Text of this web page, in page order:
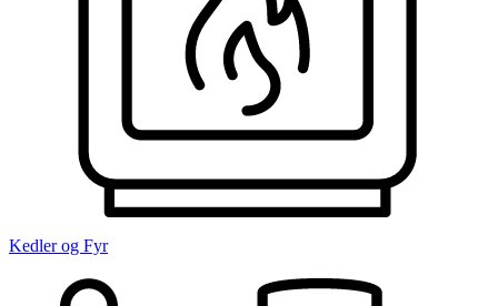
Kedler og Fyr